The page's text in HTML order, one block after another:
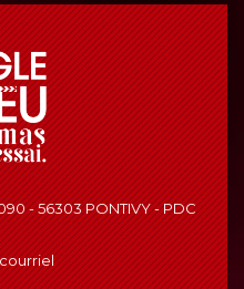
- 56303 PONTIVY - PDC